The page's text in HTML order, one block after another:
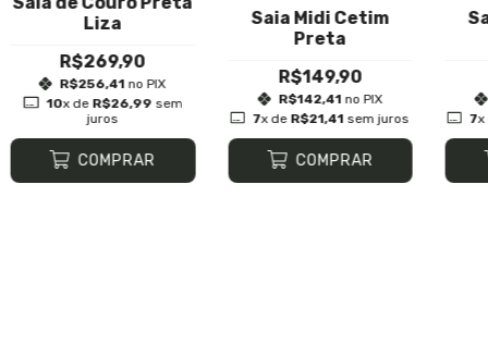
Liza
R$269,90
R$256,41 no PIX
10x de R$26,99 sem
juros
COMPRAR
Saia Midi Cetim
Preta
R$149,90
R$142,41 no PIX
7x de R$21,41 sem juros
COMPRAR
7